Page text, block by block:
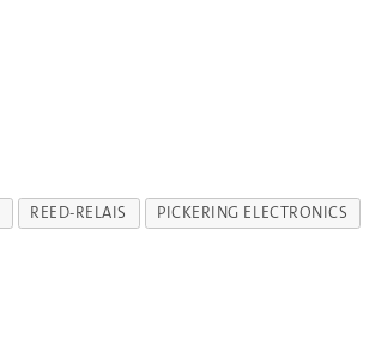
REED-RELAIS PICKERING ELECTRONICS